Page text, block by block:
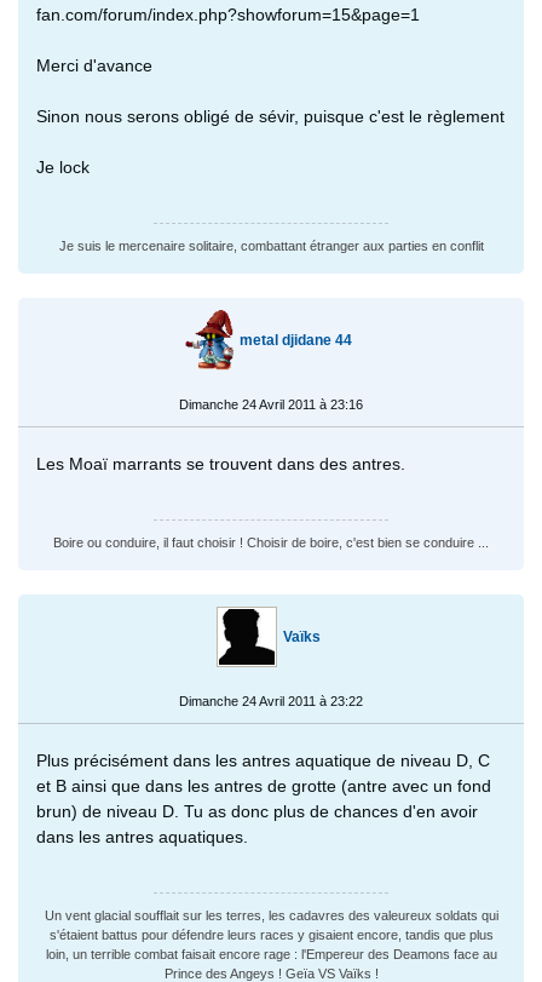
fan.com/forum/index.php?showforum=15&page=1
Merci d'avance
Sinon nous serons obligé de sévir, puisque c'est le règlement
Je lock
Je suis le mercenaire solitaire, combattant étranger aux parties en conflit
metal djidane 44
Dimanche 24 Avril 2011 à 23:16
Les Moaï marrants se trouvent dans des antres.
Boire ou conduire, il faut choisir ! Choisir de boire, c'est bien se conduire ...
Vaïks
Dimanche 24 Avril 2011 à 23:22
Plus précisément dans les antres aquatique de niveau D, C
et B ainsi que dans les antres de grotte (antre avec un fond
brun) de niveau D. Tu as donc plus de chances d'en avoir
dans les antres aquatiques.
Un vent glacial soufflait sur les terres, les cadavres des valeureux soldats qui
s'étaient battus pour défendre leurs races y gisaient encore, tandis que plus
loin, un terrible combat faisait encore rage : l'Empereur des Deamons face au
Prince des Angeys ! Geïa VS Vaïks !